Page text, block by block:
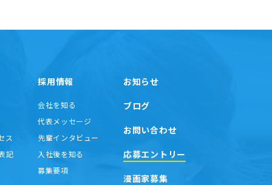
ス
記
採用情報
会社を知る
代表メッセージ
先輩インタビュー
入社後を知る
募集要項
お知らせ
ブログ
お問い合わせ
応募エントリー
漫画家募集